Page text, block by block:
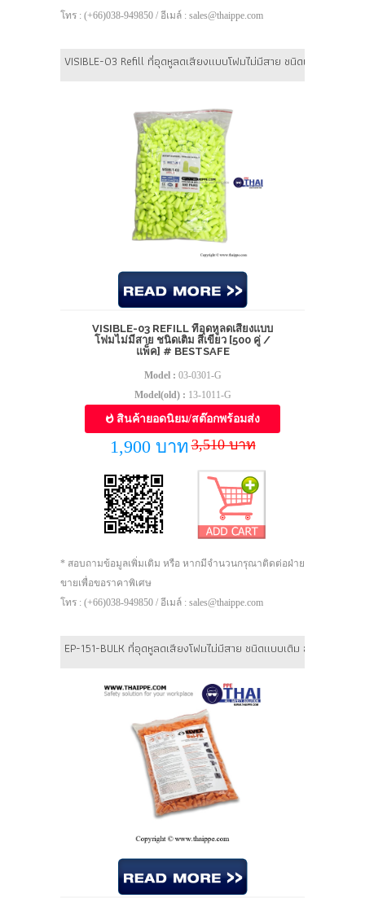
โทร : (+66)038-949850 / อีเมล์ : sales@thaippe.com
VISIBLE-03 Refill ที่อุดหูลดเสียงแบบโฟมไม่มีสาย ชนิดเติม สีเขียว
VISIBLE-03 REFILL ที่อุดหูลดเสียงแบบ
โฟมไม่มีสาย ชนิดเติม สีเขียว [500 คู่ /
แพ็ค] # BESTSAFE
Model : 03-0301-G
Model(old) : 13-1011-G
สินค้ายอดนิยม/สต๊อกพร้อมส่ง
1,900 บาท 3,510 บาท
* สอบถามข้อมูลเพิ่มเติม หรือ หากมีจำนวนกรุณาติดต่อฝ่าย
ขายเพื่อขอราคาพิเศษ
โทร : (+66)038-949850 / อีเมล์ : sales@thaippe.com
EP-151-BULK ที่อุดหูลดเสียงโฟมไม่มีสาย ชนิดแบบเติม ส้ม [200 คู่